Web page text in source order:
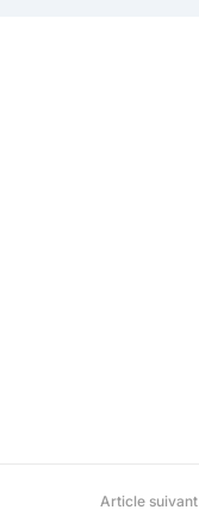
Article suivant